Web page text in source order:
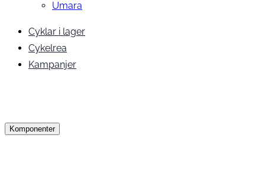
Umara
Cyklar i lager
Cykelrea
Kampanjer
Komponenter